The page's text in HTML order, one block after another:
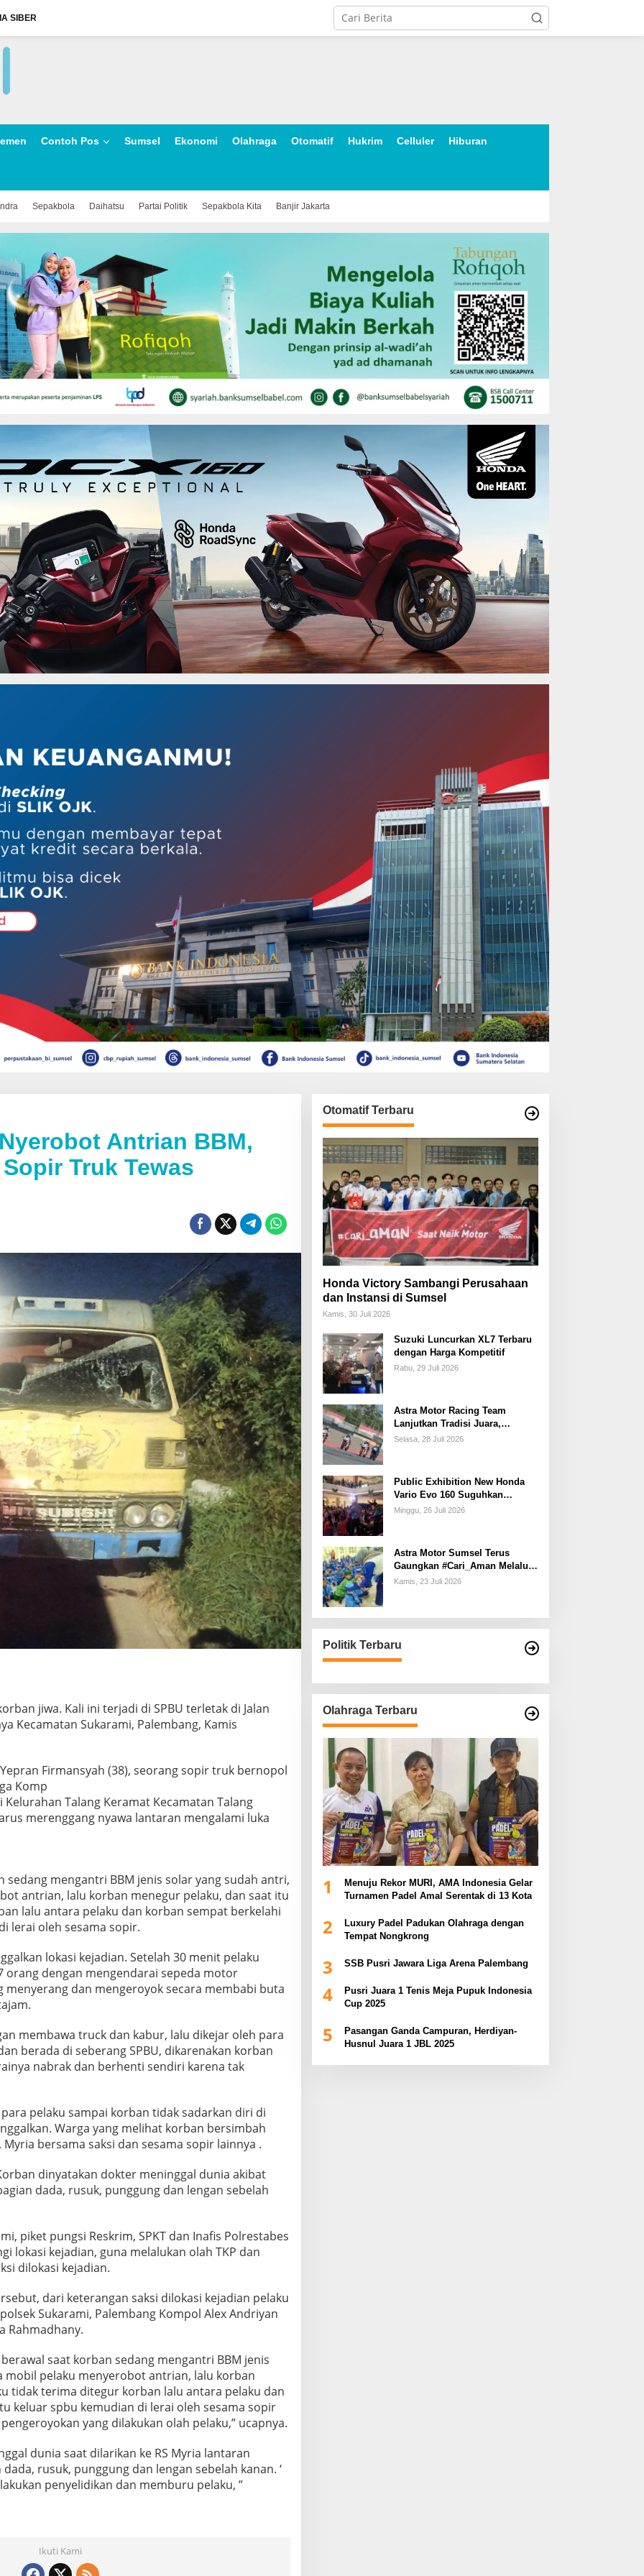
SIBER
Contoh Pos Sumsel Ekonomi Olahraga Otomatif Hukrim Celluler Hiburan
Sepakbola Daihatsu Partai Politik Sepakbola Kita Banjir Jakarta
Antrian BBM,
Truk Tewas
jiwa. Kali ini terjadi di SPBU terletak di Jalan
Kecamatan Sukarami, Palembang, Kamis
Firmansyah (38), seorang sopir truk bernopol
Komp
Kelurahan Talang Keramat Kecamatan Talang
merenggang nyawa lantaran mengalami luka
sedang mengantri BBM jenis solar yang sudah antri,
antrian, lalu korban menegur pelaku, dan saat itu
lalu antara pelaku dan korban sempat berkelahi
lerai oleh sesama sopir.
lokasi kejadian. Setelah 30 menit pelaku
orang dengan mengendarai sepeda motor
menyerang dan mengeroyok secara membabi buta
membawa truck dan kabur, lalu dikejar oleh para
berada di seberang SPBU, dikarenakan korban
nabrak dan berhenti sendiri karena tak
pelaku sampai korban tidak sadarkan diri di
Warga yang melihat korban bersimbah
Myria bersama saksi dan sesama sopir lainnya .
dinyatakan dokter meninggal dunia akibat
dada, rusuk, punggung dan lengan sebelah
piket pungsi Reskrim, SPKT dan Inafis Polrestabes
lokasi kejadian, guna melalukan olah TKP dan
dilokasi kejadian.
dari keterangan saksi dilokasi kejadian pelaku
Sukarami, Palembang Kompol Alex Andriyan
Rahmadhany.
saat korban sedang mengantri BBM jenis
mobil pelaku menyerobot antrian, lalu korban
tidak terima ditegur korban lalu antara pelaku dan
keluar spbu kemudian di lerai oleh sesama sopir
yang dilakukan olah pelaku,” ucapnya.
dunia saat dilarikan ke RS Myria lantaran
rusuk, punggung dan lengan sebelah kanan. ‘
penyelidikan dan memburu pelaku, ”
Ikuti Kami
Otomatif Terbaru
Honda Victory Sambangi Perusahaan
dan Instansi di Sumsel
Kamis, 30 Juli 2026
Suzuki Luncurkan XL7 Terbaru
dengan Harga Kompetitif
Rabu, 29 Juli 2026
Astra Motor Racing Team
Lanjutkan Tradisi Juara,
Kumpulkan 7 Podium di
Selasa, 28 Juli 2026
Public Exhibition New Honda
Vario Evo 160 Suguhkan
Beragam Hiburan dan Inspirasi
Minggu, 26 Juli 2026
Astra Motor Sumsel Terus
Gaungkan #Cari_Aman Melalui
Edukasi Safety Riding di
Kamis, 23 Juli 2026
Politik Terbaru
Olahraga Terbaru
1
Menuju Rekor MURI, AMA Indonesia Gelar
Turnamen Padel Amal Serentak di 13 Kota
2
Luxury Padel Padukan Olahraga dengan
Tempat Nongkrong
3 SSB Pusri Jawara Liga Arena Palembang
4
Pusri Juara 1 Tenis Meja Pupuk Indonesia
Cup 2025
5
Pasangan Ganda Campuran, Herdiyan-
Husnul Juara 1 JBL 2025